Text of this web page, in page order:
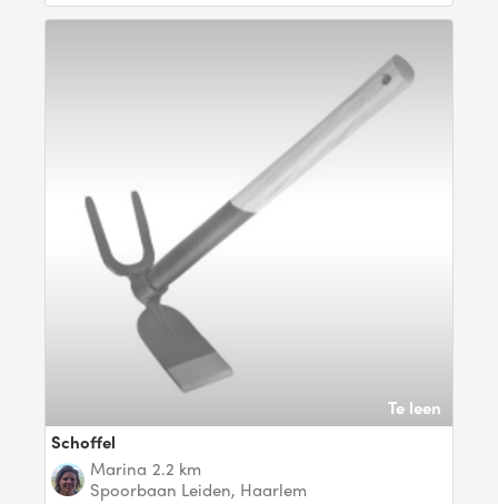
Te leen
schoffel
Marina 2.2 km
Spoorbaan Leiden, Haarlem